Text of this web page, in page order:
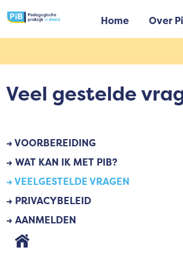
Home Over
Veel gestelde
→ VOORBEREIDING
→ WAT KAN IK MET PIB?
→ VEELGESTELDE VRAGEN
→ PRIVACYBELEID
→ AANMELDEN